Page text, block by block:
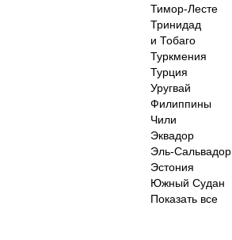
Тимор-Лесте
Тринидад
и Тобаго
Туркмения
Турция
Уругвай
Филиппины
Чили
Эквадор
Эль-Сальвадор
Эстония
Южный Судан
Показать все